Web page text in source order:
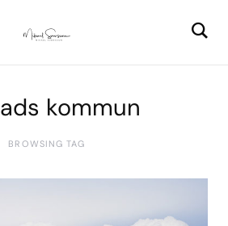
kommun
BROWSING TAG